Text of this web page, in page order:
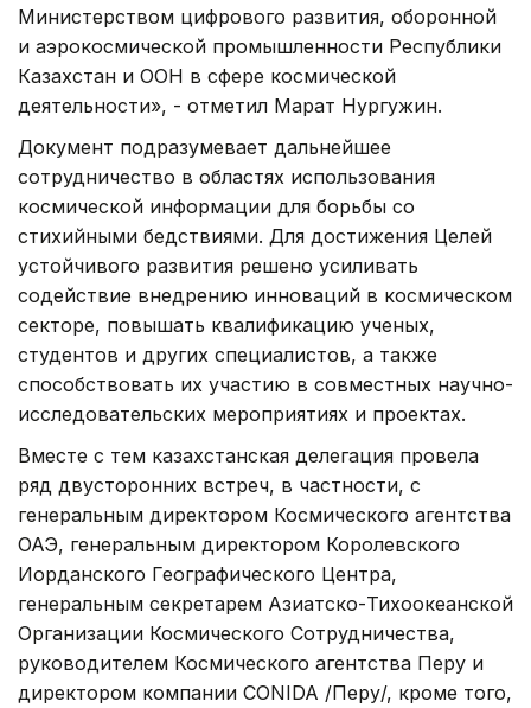
Министерством цифрового развития, оборонной
и аэрокосмической промышленности Республики
Казахстан и ООН в сфере космической
деятельности», - отметил Марат Нургужин.
Документ подразумевает дальнейшее
сотрудничество в областях использования
космической информации для борьбы со
стихийными бедствиями. Для достижения Целей
устойчивого развития решено усиливать
содействие внедрению инноваций в космическом
секторе, повышать квалификацию ученых,
студентов и других специалистов, а также
способствовать их участию в совместных научно-
исследовательских мероприятиях и проектах.
Вместе с тем казахстанская делегация провела
ряд двусторонних встреч, в частности, с
генеральным директором Космического агентства
ОАЭ, генеральным директором Королевского
Иорданского Географического Центра,
генеральным секретарем Азиатско-Тихоокеанской
Организации Космического Сотрудничества,
руководителем Космического агентства Перу и
директором компании CONIDA /Перу/, кроме того,